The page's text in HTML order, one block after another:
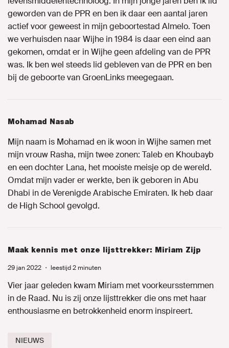
geworden van de PPR en ben ik daar een aantal jaren
actief voor geweest in mijn geboortestad Almelo. Toen
we verhuisden naar Wijhe in 1984 is daar een eind aan
gekomen, omdat er in Wijhe geen afdeling van de PPR
was. Ik ben wel steeds lid gebleven van de PPR en ben
bij de geboorte van GroenLinks meegegaan.
Mohamad Nasab
Mijn naam is Mohamad en ik woon in Wijhe samen met
mijn vrouw Rasha, mijn twee zonen: Taleb en Khoubayb
en een dochter Lana, het mooiste meisje op de wereld.
Omdat mijn vader er werkte, ben ik geboren in Abu
Dhabi in de Verenigde Arabische Emiraten. Ik heb daar
de High School gevolgd.
Maak kennis met onze lijsttrekker: Miriam Zijp
29 jan 2022 ・ leestijd 2 minuten
Vier jaar geleden kwam Miriam met voorkeursstemmen
in de Raad. Nu is zij onze lijsttrekker die ons met haar
enthousiasme en betrokkenheid enorm inspireert.
NIEUWS